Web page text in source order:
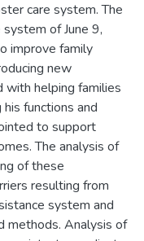
care system. The
of June 9,
improve family
new
with helping families
functions and
to support
The analysis of
of these
resulting from
system and
methods. Analysis of